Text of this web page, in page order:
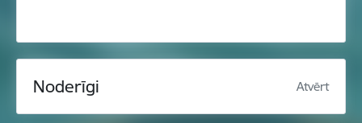
Noderīgi Atvērt